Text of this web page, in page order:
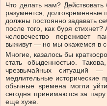
Что делать нам?
разумеется, долговременные
должны постоянно задавать
после того, как буря
человечество переживет
выживут — но мы окажемся в
Многие, казалось бы
стать обыденностью.
чрезвычайных ситуаций
медлительные исторические
обычные времена могли
сегодня принимаются за
еще хуже.